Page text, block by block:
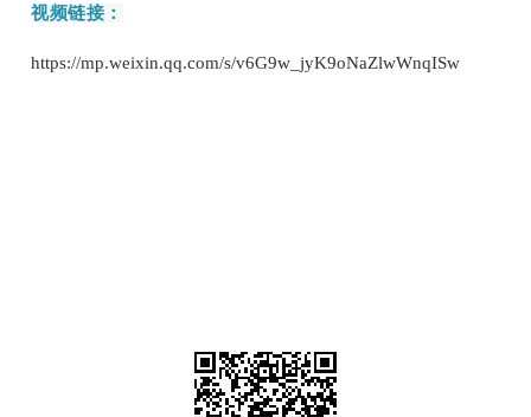
视频链接：
https://mp.weixin.qq.com/s/v6G9w_jyK9oNaZlwWnqISw